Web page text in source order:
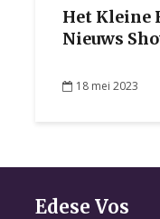
Het Kleine
Nieuws
18 mei 2023
Edese Vos